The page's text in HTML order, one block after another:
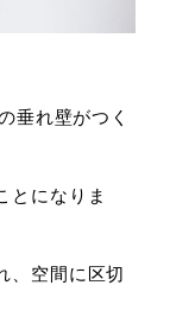
垂れ壁がつく
とになりま
、空間に区切